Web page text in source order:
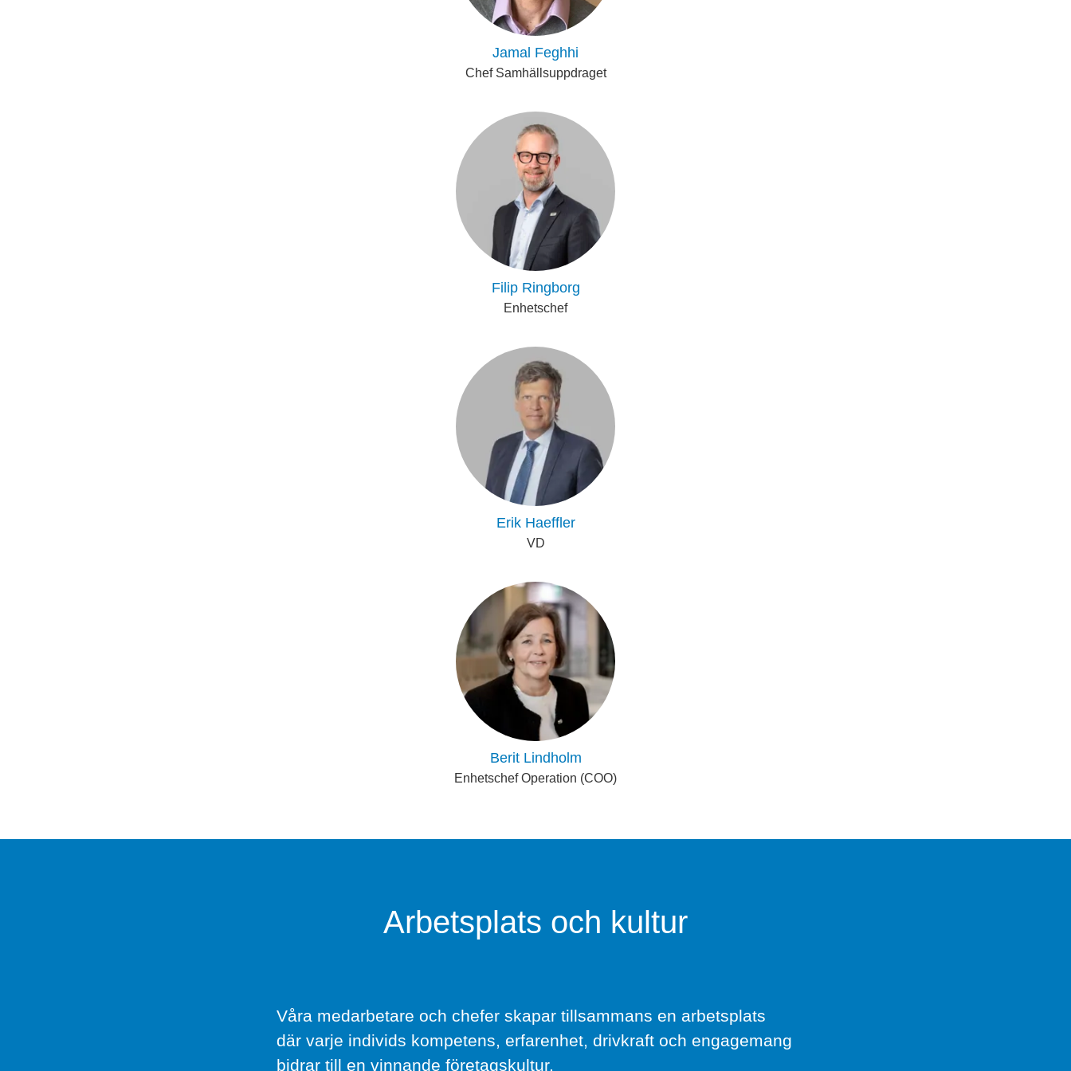
Jamal Feghhi
Chef Samhällsuppdraget
Filip Ringborg
Enhetschef
Erik Haeffler
VD
Berit Lindholm
Enhetschef Operation (COO)
Arbetsplats och kultur
Våra medarbetare och chefer skapar tillsammans en arbetsplats
där varje individs kompetens, erfarenhet, drivkraft och engagemang
bidrar till en vinnande företagskultur.